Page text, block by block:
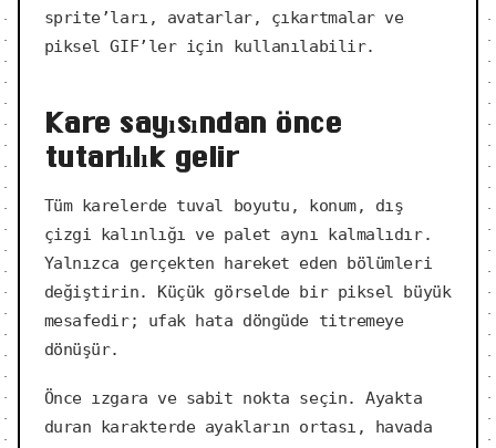
sprite’ları, avatarlar, çıkartmalar ve
piksel GIF’ler için kullanılabilir.
Kare sayısından önce
tutarlılık gelir
Tüm karelerde tuval boyutu, konum, dış
çizgi kalınlığı ve palet aynı kalmalıdır.
Yalnızca gerçekten hareket eden bölümleri
değiştirin. Küçük görselde bir piksel büyük
mesafedir; ufak hata döngüde titremeye
dönüşür.
Önce ızgara ve sabit nokta seçin. Ayakta
duran karakterde ayakların ortası, havada